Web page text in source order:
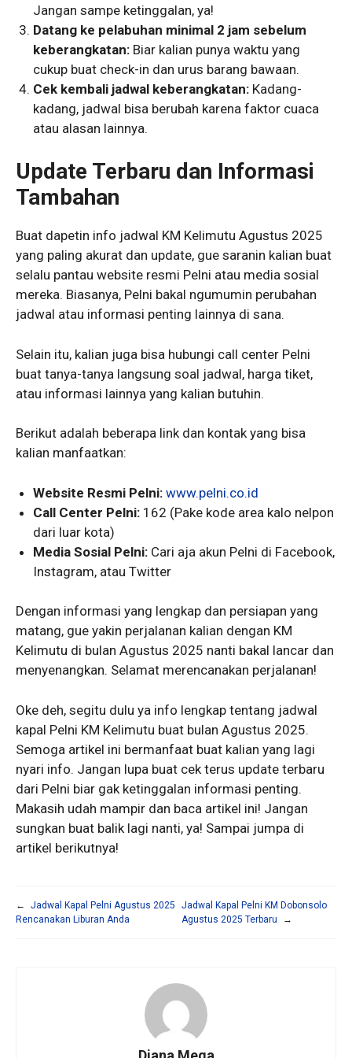
Jangan sampe ketinggalan, ya!
Datang ke pelabuhan minimal 2 jam sebelum
keberangkatan: Biar kalian punya waktu yang
cukup buat check-in dan urus barang bawaan.
Cek kembali jadwal keberangkatan: Kadang-
kadang, jadwal bisa berubah karena faktor cuaca
atau alasan lainnya.
Update Terbaru dan Informasi
Tambahan
Buat dapetin info jadwal KM Kelimutu Agustus 2025
yang paling akurat dan update, gue saranin kalian buat
selalu pantau website resmi Pelni atau media sosial
mereka. Biasanya, Pelni bakal ngumumin perubahan
jadwal atau informasi penting lainnya di sana.
Selain itu, kalian juga bisa hubungi call center Pelni
buat tanya-tanya langsung soal jadwal, harga tiket,
atau informasi lainnya yang kalian butuhin.
Berikut adalah beberapa link dan kontak yang bisa
kalian manfaatkan:
Website Resmi Pelni: www.pelni.co.id
Call Center Pelni: 162 (Pake kode area kalo nelpon
dari luar kota)
Media Sosial Pelni: Cari aja akun Pelni di Facebook,
Instagram, atau Twitter
Dengan informasi yang lengkap dan persiapan yang
matang, gue yakin perjalanan kalian dengan KM
Kelimutu di bulan Agustus 2025 nanti bakal lancar dan
menyenangkan. Selamat merencanakan perjalanan!
Oke deh, segitu dulu ya info lengkap tentang jadwal
kapal Pelni KM Kelimutu buat bulan Agustus 2025.
Semoga artikel ini bermanfaat buat kalian yang lagi
nyari info. Jangan lupa buat cek terus update terbaru
dari Pelni biar gak ketinggalan informasi penting.
Makasih udah mampir dan baca artikel ini! Jangan
sungkan buat balik lagi nanti, ya! Sampai jumpa di
artikel berikutnya!
←
Jadwal Kapal Pelni Agustus 2025
Rencanakan Liburan Anda
Jadwal Kapal Pelni KM Dobonsolo
Agustus 2025 Terbaru
→